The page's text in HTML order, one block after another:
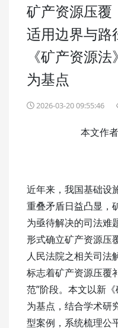
官方 咨询热
矿产资源压覆
适用边界与
《矿产资源
为基点
2026-03-20 09:55:46
本文作
近年来，我国基础设
重叠矛盾日益凸显，
为亟待解决的司法难
形式确立矿产资源压
人民法院之相关司法
标志着矿产资源压覆
范”阶段。本文以新
为基点，结合学术研
型案例，系统梳理公